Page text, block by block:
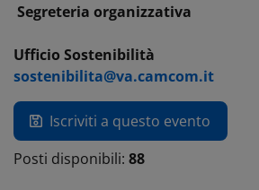
Segreteria organizzativa
Ufficio Sostenibilità
sostenibilita@va.camcom.it
Iscriviti a questo evento
Posti disponibili: 88